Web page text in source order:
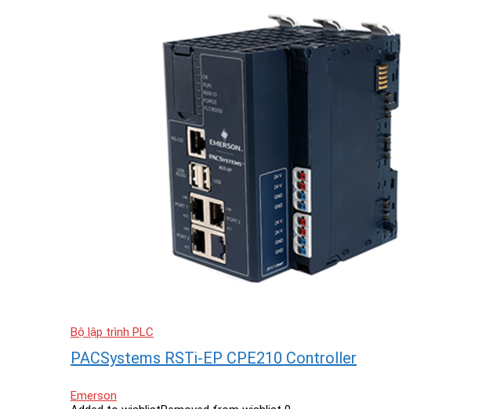
Bộ lập trình PLC
PACSystems RSTi-EP CPE210 Controller
Emerson